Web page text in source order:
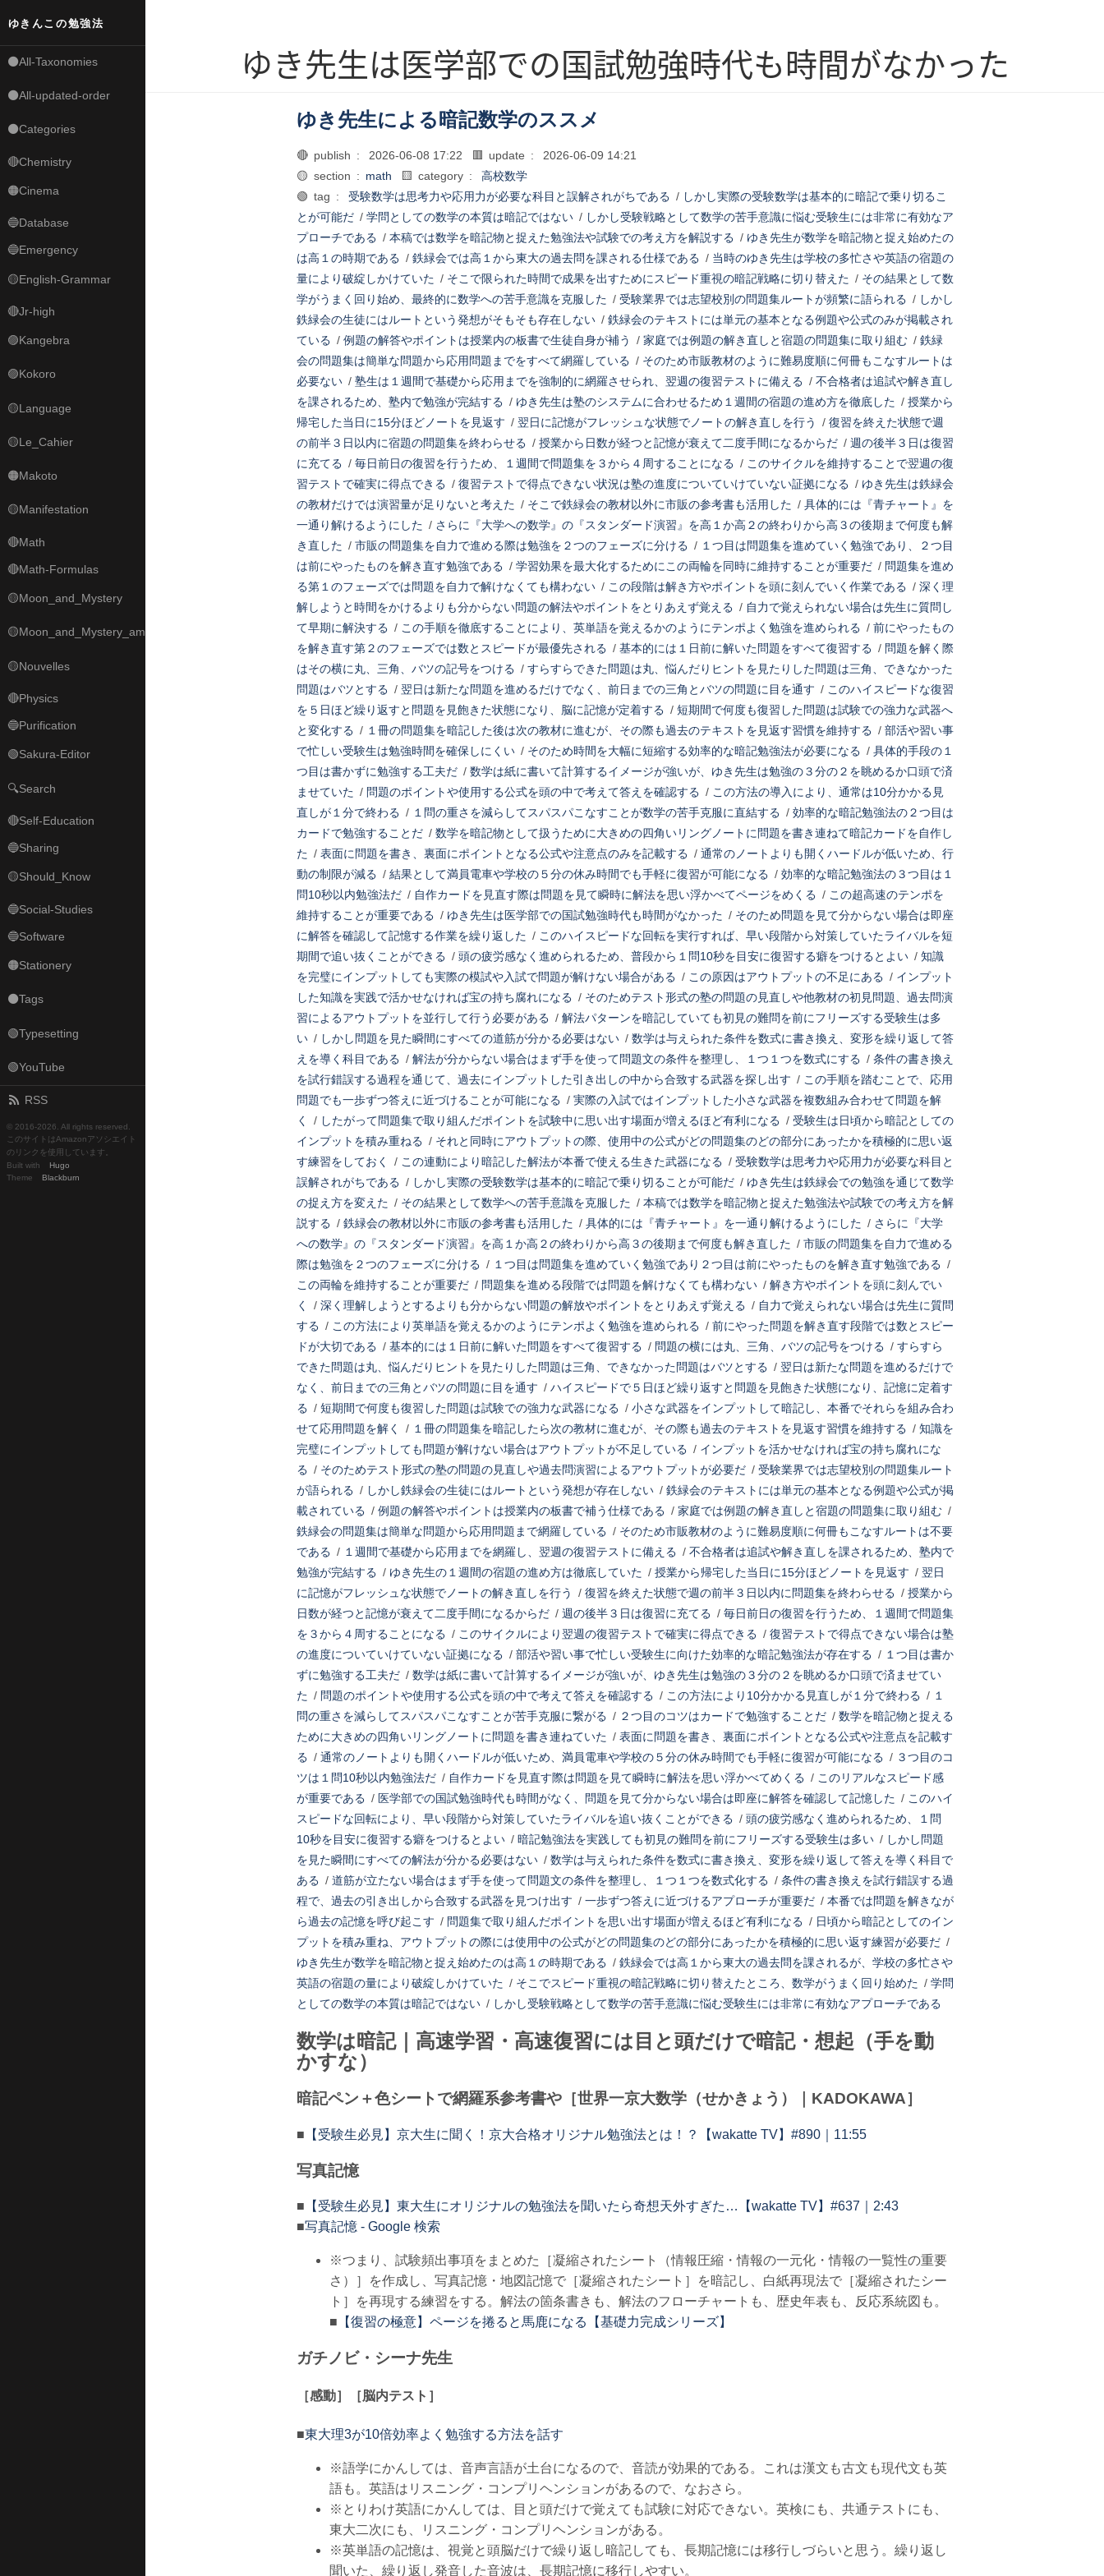
ゆきんこの勉強法
⚫All-Taxonomies
⚫All-updated-order
⚫Categories
🔴Chemistry
🟠Cinema
🔵Database
🔵Emergency
🟡English-Grammar
🔴Jr-high
🟣Kangebra
🟣Kokoro
🟡Language
🟡Le_Cahier
🟠Makoto
🟡Manifestation
🔴Math
🔴Math-Formulas
🟡Moon_and_Mystery
🟡Moon_and_Mystery_am
🟡Nouvelles
🔴Physics
🔵Purification
🟢Sakura-Editor
🔍Search
🔴Self-Education
🔵Sharing
🟡Should_Know
🔵Social-Studies
🔵Software
🟠Stationery
⚫Tags
🟢Typesetting
🟢YouTube
RSS
© 2016-2026. All rights reserved.
このサイトはAmazonアソシエイト
のリンクを使用しています。
Built with
Hugo
Theme
Blackburn
ゆき先生は医学部での国試勉強時代も時間がなかった
ゆき先生による暗記数学のススメ
🔴 publish : 2026-06-08 17:22 🟥 update :
2026-06-09 14:21
🟡 section : math 🟨 category :
高校数学
🟢 tag :
受験数学は思考力や応用力が必要な科目と誤解されがちである / しかし実際の受験数学は基本的に暗記で乗り切るこ
とが可能だ/ 学問としての数学の本質は暗記ではない/ しかし受験戦略として数学の苦手意識に悩む受験生には非常に有効なア
プローチである / 本稿では数学を暗記物と捉えた勉強法や試験での考え方を解説する / ゆき先生が数学を暗記物と捉え始めたの
は高１の時期である / 鉄緑会では高１から東大の過去問を課される仕様である / 当時のゆき先生は学校の多忙さや英語の宿題の
量により破綻しかけていた / そこで限られた時間で成果を出すためにスピード重視の暗記戦略に切り替えた / その結果として数
学がうまく回り始め、最終的に数学への苦手意識を克服した / 受験業界では志望校別の問題集ルートが頻繁に語られる / しかし
鉄緑会の生徒にはルートという発想がそもそも存在しない/ 鉄緑会のテキストには単元の基本となる例題や公式のみが掲載され
ている / 例題の解答やポイントは授業内の板書で生徒自身が補う / 家庭では例題の解き直しと宿題の問題集に取り組む/ 鉄緑
会の問題集は簡単な問題から応用問題までをすべて網羅している / そのため市販教材のように難易度順に何冊もこなすルートは
必要ない/ 塾生は１週間で基礎から応用までを強制的に網羅させられ、翌週の復習テストに備える / 不合格者は追試や解き直し
を課されるため、塾内で勉強が完結する / ゆき先生は塾のシステムに合わせるため１週間の宿題の進め方を徹底した / 授業から
帰宅した当日に15分ほどノートを見返す / 翌日に記憶がフレッシュな状態でノートの解き直しを行う / 復習を終えた状態で週
の前半３日以内に宿題の問題集を終わらせる / 授業から日数が経つと記憶が衰えて二度手間になるからだ/ 週の後半３日は復習
に充てる / 毎日前日の復習を行うため、１週間で問題集を３から４周することになる / このサイクルを維持することで翌週の復
習テストで確実に得点できる / 復習テストで得点できない状況は塾の進度についていけていない証拠になる / ゆき先生は鉄緑会
の教材だけでは演習量が足りないと考えた / そこで鉄緑会の教材以外に市販の参考書も活用した / 具体的には『青チャート』を
一通り解けるようにした / さらに『大学への数学』の『スタンダード演習』を高１か高２の終わりから高３の後期まで何度も解
き直した / 市販の問題集を自力で進める際は勉強を２つのフェーズに分ける / １つ目は問題集を進めていく勉強であり、２つ目
は前にやったものを解き直す勉強である / 学習効果を最大化するためにこの両輪を同時に維持することが重要だ/ 問題集を進め
る第１のフェーズでは問題を自力で解けなくても構わない/ この段階は解き方やポイントを頭に刻んでいく作業である / 深く理
解しようと時間をかけるよりも分からない問題の解法やポイントをとりあえず覚える / 自力で覚えられない場合は先生に質問し
て早期に解決する / この手順を徹底することにより、英単語を覚えるかのようにテンポよく勉強を進められる / 前にやったもの
を解き直す第２のフェーズでは数とスピードが最優先される / 基本的には１日前に解いた問題をすべて復習する / 問題を解く際
はその横に丸、三角、バツの記号をつける / すらすらできた問題は丸、悩んだりヒントを見たりした問題は三角、できなかった
問題はバツとする / 翌日は新たな問題を進めるだけでなく、前日までの三角とバツの問題に目を通す / このハイスピードな復習
を５日ほど繰り返すと問題を見飽きた状態になり、脳に記憶が定着する / 短期間で何度も復習した問題は試験での強力な武器へ
と変化する / １冊の問題集を暗記した後は次の教材に進むが、その際も過去のテキストを見返す習慣を維持する / 部活や習い事
で忙しい受験生は勉強時間を確保しにくい/ そのため時間を大幅に短縮する効率的な暗記勉強法が必要になる / 具体的手段の１
つ目は書かずに勉強する工夫だ/ 数学は紙に書いて計算するイメージが強いが、ゆき先生は勉強の３分の２を眺めるか口頭で済
ませていた / 問題のポイントや使用する公式を頭の中で考えて答えを確認する / この方法の導入により、通常は10分かかる見
直しが１分で終わる / １問の重さを減らしてスパスパこなすことが数学の苦手克服に直結する / 効率的な暗記勉強法の２つ目は
カードで勉強することだ/ 数学を暗記物として扱うために大きめの四角いリングノートに問題を書き連ねて暗記カードを自作し
た / 表面に問題を書き、裏面にポイントとなる公式や注意点のみを記載する / 通常のノートよりも開くハードルが低いため、行
動の制限が減る / 結果として満員電車や学校の５分の休み時間でも手軽に復習が可能になる / 効率的な暗記勉強法の３つ目は１
問10秒以内勉強法だ/ 自作カードを見直す際は問題を見て瞬時に解法を思い浮かべてページをめくる / この超高速のテンポを
維持することが重要である / ゆき先生は医学部での国試勉強時代も時間がなかった / そのため問題を見て分からない場合は即座
に解答を確認して記憶する作業を繰り返した / このハイスピードな回転を実行すれば、早い段階から対策していたライバルを短
期間で追い抜くことができる / 頭の疲労感なく進められるため、普段から１問10秒を目安に復習する癖をつけるとよい/ 知識
を完璧にインプットしても実際の模試や入試で問題が解けない場合がある / この原因はアウトプットの不足にある / インプット
した知識を実践で活かせなければ宝の持ち腐れになる / そのためテスト形式の塾の問題の見直しや他教材の初見問題、過去問演
習によるアウトプットを並行して行う必要がある / 解法パターンを暗記していても初見の難問を前にフリーズする受験生は多
い/ しかし問題を見た瞬間にすべての道筋が分かる必要はない/ 数学は与えられた条件を数式に書き換え、変形を繰り返して答
えを導く科目である / 解法が分からない場合はまず手を使って問題文の条件を整理し、１つ１つを数式にする / 条件の書き換え
を試行錯誤する過程を通じて、過去にインプットした引き出しの中から合致する武器を探し出す / この手順を踏むことで、応用
問題でも一歩ずつ答えに近づけることが可能になる / 実際の入試ではインプットした小さな武器を複数組み合わせて問題を解
く
/ したがって問題集で取り組んだポイントを試験中に思い出す場面が増えるほど有利になる / 受験生は日頃から暗記としての
インプットを積み重ねる / それと同時にアウトプットの際、使用中の公式がどの問題集のどの部分にあったかを積極的に思い返
す練習をしておく
/ この連動により暗記した解法が本番で使える生きた武器になる / 受験数学は思考力や応用力が必要な科目と
誤解されがちである / しかし実際の受験数学は基本的に暗記で乗り切ることが可能だ/ ゆき先生は鉄緑会での勉強を通じて数学
の捉え方を変えた / その結果として数学への苦手意識を克服した / 本稿では数学を暗記物と捉えた勉強法や試験での考え方を解
説する / 鉄緑会の教材以外に市販の参考書も活用した / 具体的には『青チャート』を一通り解けるようにした / さらに『大学
への数学』の『スタンダード演習』を高１か高２の終わりから高３の後期まで何度も解き直した / 市販の問題集を自力で進める
際は勉強を２つのフェーズに分ける / １つ目は問題集を進めていく勉強であり２つ目は前にやったものを解き直す勉強である /
この両輪を維持することが重要だ/ 問題集を進める段階では問題を解けなくても構わない/ 解き方やポイントを頭に刻んでい
く
/ 深く理解しようとするよりも分からない問題の解放やポイントをとりあえず覚える / 自力で覚えられない場合は先生に質問
する / この方法により英単語を覚えるかのようにテンポよく勉強を進められる / 前にやった問題を解き直す段階では数とスピー
ドが大切である / 基本的には１日前に解いた問題をすべて復習する / 問題の横には丸、三角、バツの記号をつける / すらすら
できた問題は丸、悩んだりヒントを見たりした問題は三角、できなかった問題はバツとする / 翌日は新たな問題を進めるだけで
なく、前日までの三角とバツの問題に目を通す / ハイスピードで５日ほど繰り返すと問題を見飽きた状態になり、記憶に定着す
る / 短期間で何度も復習した問題は試験での強力な武器になる / 小さな武器をインプットして暗記し、本番でそれらを組み合わ
せて応用問題を解く
/ １冊の問題集を暗記したら次の教材に進むが、その際も過去のテキストを見返す習慣を維持する / 知識を
完璧にインプットしても問題が解けない場合はアウトプットが不足している / インプットを活かせなければ宝の持ち腐れにな
る / そのためテスト形式の塾の問題の見直しや過去問演習によるアウトプットが必要だ/ 受験業界では志望校別の問題集ルート
が語られる / しかし鉄緑会の生徒にはルートという発想が存在しない/ 鉄緑会のテキストには単元の基本となる例題や公式が掲
載されている / 例題の解答やポイントは授業内の板書で補う仕様である / 家庭では例題の解き直しと宿題の問題集に取り組む/
鉄緑会の問題集は簡単な問題から応用問題まで網羅している / そのため市販教材のように難易度順に何冊もこなすルートは不要
である / １週間で基礎から応用までを網羅し、翌週の復習テストに備える / 不合格者は追試や解き直しを課されるため、塾内で
勉強が完結する / ゆき先生の１週間の宿題の進め方は徹底していた / 授業から帰宅した当日に15分ほどノートを見返す / 翌日
に記憶がフレッシュな状態でノートの解き直しを行う
/ 復習を終えた状態で週の前半３日以内に問題集を終わらせる / 授業から
日数が経つと記憶が衰えて二度手間になるからだ/ 週の後半３日は復習に充てる / 毎日前日の復習を行うため、１週間で問題集
を３から４周することになる / このサイクルにより翌週の復習テストで確実に得点できる / 復習テストで得点できない場合は塾
の進度についていけていない証拠になる / 部活や習い事で忙しい受験生に向けた効率的な暗記勉強法が存在する / １つ目は書か
ずに勉強する工夫だ/ 数学は紙に書いて計算するイメージが強いが、ゆき先生は勉強の３分の２を眺めるか口頭で済ませてい
た / 問題のポイントや使用する公式を頭の中で考えて答えを確認する / この方法により10分かかる見直しが１分で終わる / １
問の重さを減らしてスパスパこなすことが苦手克服に繋がる / ２つ目のコツはカードで勉強することだ/ 数学を暗記物と捉える
ために大きめの四角いリングノートに問題を書き連ねていた / 表面に問題を書き、裏面にポイントとなる公式や注意点を記載す
る / 通常のノートよりも開くハードルが低いため、満員電車や学校の５分の休み時間でも手軽に復習が可能になる / ３つ目のコ
ツは１問10秒以内勉強法だ/ 自作カードを見直す際は問題を見て瞬時に解法を思い浮かべてめくる / このリアルなスピード感
が重要である / 医学部での国試勉強時代も時間がなく、問題を見て分からない場合は即座に解答を確認して記憶した / このハイ
スピードな回転により、早い段階から対策していたライバルを追い抜くことができる / 頭の疲労感なく進められるため、１問
10秒を目安に復習する癖をつけるとよい/ 暗記勉強法を実践しても初見の難問を前にフリーズする受験生は多い/ しかし問題
を見た瞬間にすべての解法が分かる必要はない/ 数学は与えられた条件を数式に書き換え、変形を繰り返して答えを導く科目で
ある / 道筋が立たない場合はまず手を使って問題文の条件を整理し、１つ１つを数式化する / 条件の書き換えを試行錯誤する過
程で、過去の引き出しから合致する武器を見つけ出す / 一歩ずつ答えに近づけるアプローチが重要だ/ 本番では問題を解きなが
ら過去の記憶を呼び起こす / 問題集で取り組んだポイントを思い出す場面が増えるほど有利になる / 日頃から暗記としてのイン
プットを積み重ね、アウトプットの際には使用中の公式がどの問題集のどの部分にあったかを積極的に思い返す練習が必要だ/
ゆき先生が数学を暗記物と捉え始めたのは高１の時期である / 鉄緑会では高１から東大の過去問を課されるが、学校の多忙さや
英語の宿題の量により破綻しかけていた / そこでスピード重視の暗記戦略に切り替えたところ、数学がうまく回り始めた / 学問
としての数学の本質は暗記ではない/ しかし受験戦略として数学の苦手意識に悩む受験生には非常に有効なアプローチである
数学は暗記｜高速学習・高速復習には目と頭だけで暗記・想起（手を動
かすな）
暗記ペン＋色シートで網羅系参考書や［世界一京大数学（せかきょう）｜KADOKAWA］
■ 【受験生必見】京大生に聞く！京大合格オリジナル勉強法とは！？【wakatte TV】#890｜11:55
写真記憶
■ 【受験生必見】東大生にオリジナルの勉強法を聞いたら奇想天外すぎた…【wakatte TV】#637｜2:43
■写真記憶 - Google 検索
※つまり、試験頻出事項をまとめた［凝縮されたシート（情報圧縮・情報の一元化・情報の一覧性の重要
さ）］を作成し、写真記憶・地図記憶で［凝縮されたシート］を暗記し、白紙再現法で［凝縮されたシー
ト］を再現する練習をする。解法の箇条書きも、解法のフローチャートも、歴史年表も、反応系統図も。
■ 【復習の極意】ページを捲ると馬鹿になる【基礎力完成シリーズ】
ガチノビ・シーナ先生
［感動］［脳内テスト］
■東大理3が10倍効率よく勉強する方法を話す
※語学にかんしては、音声言語が土台になるので、音読が効果的である。これは漢文も古文も現代文も英
語も。英語はリスニング・コンプリヘンションがあるので、なおさら。
※とりわけ英語にかんしては、目と頭だけで覚えても試験に対応できない。英検にも、共通テストにも、
東大二次にも、リスニング・コンプリヘンションがある。
※英単語の記憶は、視覚と頭脳だけで繰り返し暗記しても、長期記憶には移行しづらいと思う。繰り返し
聞いた、繰り返し発音した音波は、長期記憶に移行しやすい。